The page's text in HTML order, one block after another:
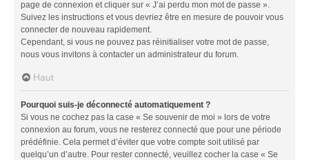
page de connexion et cliquer sur « J’ai perdu mon mot de passe ».
Suivez les instructions et vous devriez être en mesure de pouvoir vous
connecter de nouveau rapidement.
Cependant, si vous ne pouvez pas réinitialiser votre mot de passe,
nous vous invitons à contacter un administrateur du forum.
Haut
Pourquoi suis-je déconnecté automatiquement ?
Si vous ne cochez pas la case « Se souvenir de moi » lors de votre
connexion au forum, vous ne resterez connecté que pour une période
prédéfinie. Cela permet d’éviter que votre compte soit utilisé par
quelqu’un d’autre. Pour rester connecté, veuillez cocher la case « Se